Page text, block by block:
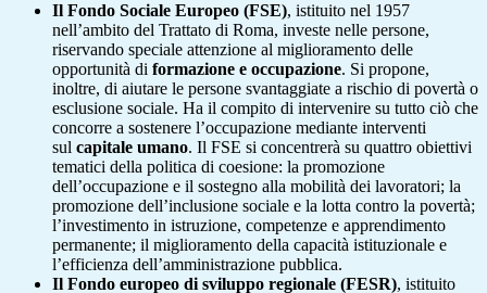
Il Fondo Sociale Europeo (FSE), istituito nel 1957
nell’ambito del Trattato di Roma, investe nelle persone,
riservando speciale attenzione al miglioramento delle
opportunità di formazione e occupazione. Si propone,
inoltre, di aiutare le persone svantaggiate a rischio di povertà o
esclusione sociale. Ha il compito di intervenire su tutto ciò che
concorre a sostenere l’occupazione mediante interventi
sul capitale umano. Il FSE si concentrerà su quattro obiettivi
tematici della politica di coesione: la promozione
dell’occupazione e il sostegno alla mobilità dei lavoratori; la
promozione dell’inclusione sociale e la lotta contro la povertà;
l’investimento in istruzione, competenze e apprendimento
permanente; il miglioramento della capacità istituzionale e
l’efficienza dell’amministrazione pubblica.
Il Fondo europeo di sviluppo regionale (FESR), istituito